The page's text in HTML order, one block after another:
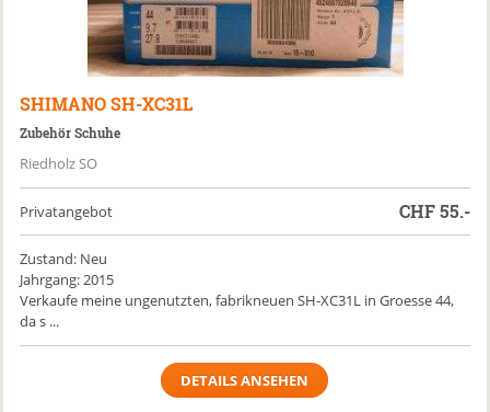
SHIMANO SH-XC31L
Zubehör Schuhe
Riedholz SO
Privatangebot CHF55.-
Zustand: Neu
Jahrgang: 2015
Verkaufe meine ungenutzten, fabrikneuen SH-XC31L in Groesse 44,
da s ...
DETAILS ANSEHEN